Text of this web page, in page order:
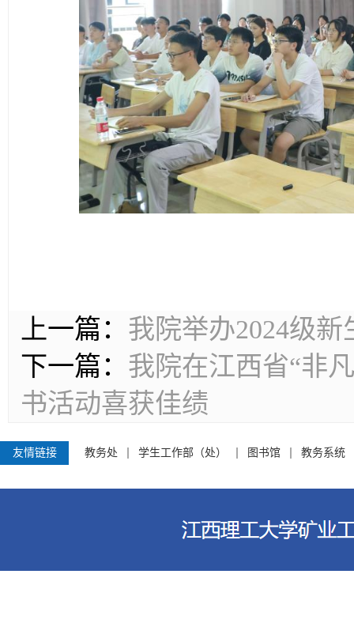
上一篇： 我院举办2024级
下一篇： 我院在江西省“非
书活动喜获佳绩
友情链接 教务处 学生工作部（处） 图书馆 教务系统